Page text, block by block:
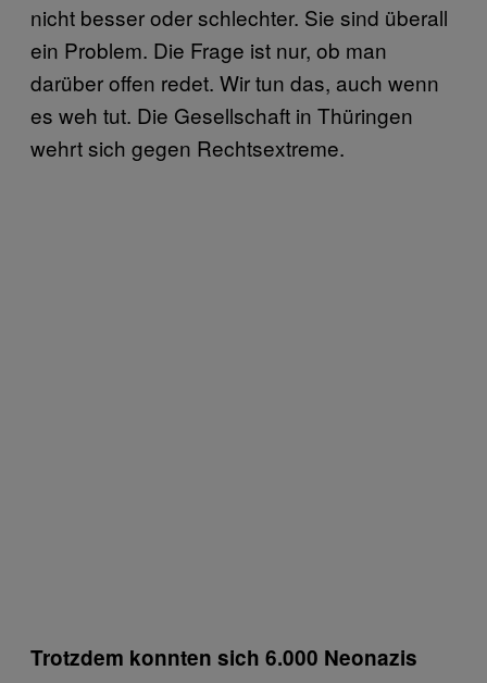
nicht besser oder schlechter. Sie sind überall
ein Problem. Die Frage ist nur, ob man
darüber offen redet. Wir tun das, auch wenn
es weh tut. Die Gesellschaft in Thüringen
wehrt sich gegen Rechtsextreme.
Trotzdem konnten sich 6.000 Neonazis